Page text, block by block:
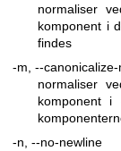
normaliser
komponent i
findes
-m, --canonicalize-
normaliser
komponent
-n, --no-newline